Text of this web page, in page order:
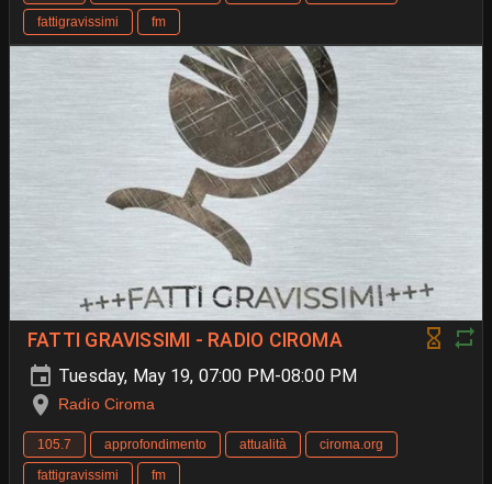
fattigravissimi
fm
FATTI GRAVISSIMI - RADIO CIROMA
Tuesday, May 19, 07:00 PM-08:00 PM
Radio Ciroma
105.7 approfondimento attualità
ciroma.org
fattigravissimi
fm